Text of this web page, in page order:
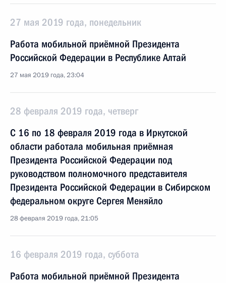
27 мая 2019 года, понедельник
Работа мобильной приёмной Президента
Российской Федерации в Республике Алтай
27 мая 2019 года, 23:04
28 февраля 2019 года, четверг
С 16 по 18 февраля 2019 года в Иркутской
области работала мобильная приёмная
Президента Российской Федерации под
руководством полномочного представителя
Президента Российской Федерации в Сибирском
федеральном округе Сергея Меняйло
28 февраля 2019 года, 21:05
16 февраля 2019 года, суббота
Работа мобильной приёмной Президента